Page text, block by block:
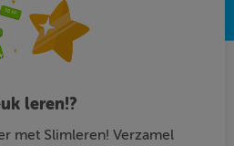
leren!?
met Slimleren! Verzamel